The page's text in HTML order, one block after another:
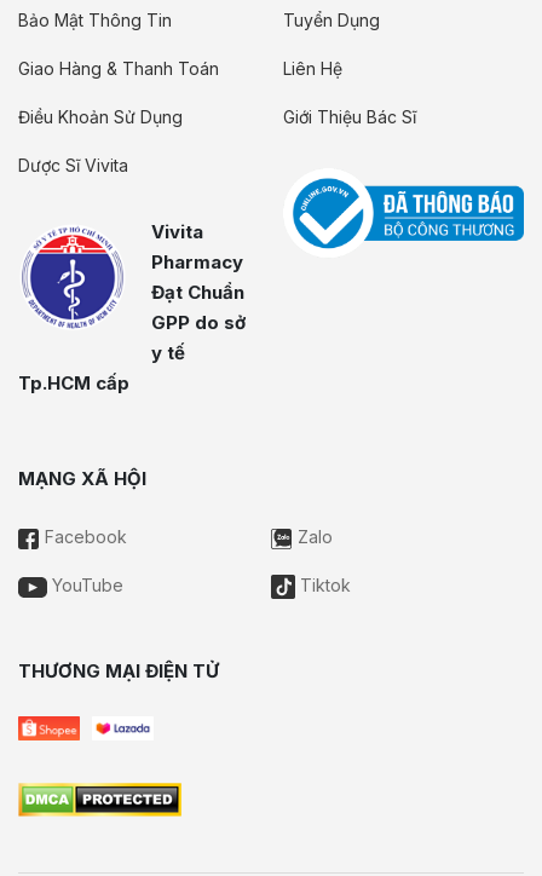
Bảo Mật Thông Tin
Giao Hàng & Thanh Toán
Điều Khoản Sử Dụng
Dược Sĩ Vivita
Vivita
Pharmacy
Đạt Chuẩn
GPP do sở
y tế
Tp.HCM cấp
Tuyển Dụng
Liên Hệ
Giới Thiệu Bác Sĩ
MẠNG XÃ HỘI
Facebook Zalo
YouTube Tiktok
THƯƠNG MẠI ĐIỆN TỬ